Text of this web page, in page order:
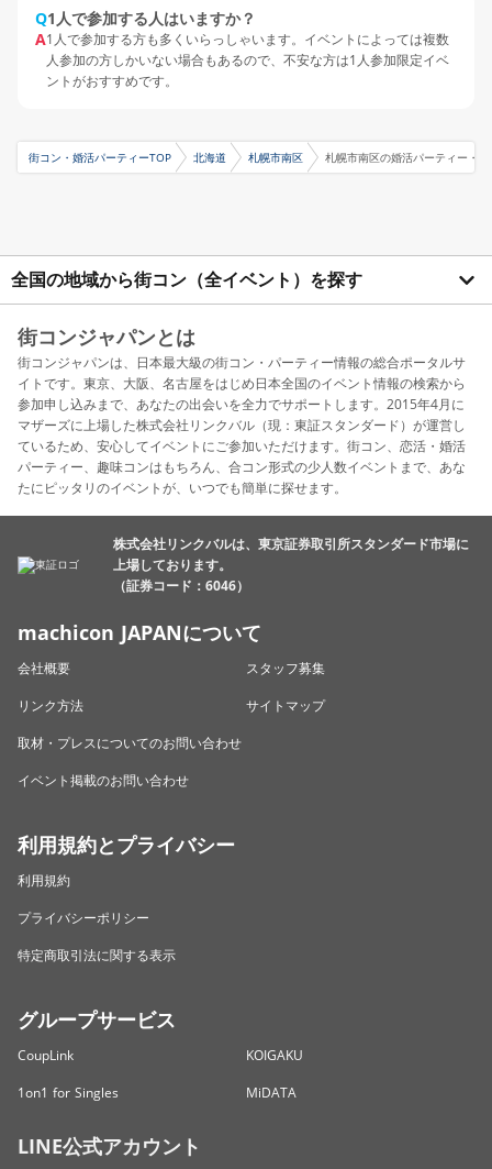
Q1人で参加する人はいますか？
A1人で参加する方も多くいらっしゃいます。イベントによっては複数
人参加の方しかいない場合もあるので、不安な方は1人参加限定イベ
ントがおすすめです。
街コン・婚活パーティーTOP 北海道 札幌市南区 札幌市南区の婚活パーティー・
全国の地域から街コン（全イベント）を探す
街コンジャパンとは
街コンジャパンは、日本最大級の街コン・パーティー情報の総合ポータルサ
イトです。東京、大阪、名古屋をはじめ日本全国のイベント情報の検索から
参加申し込みまで、あなたの出会いを全力でサポートします。2015年4月に
マザーズに上場した株式会社リンクバル（現：東証スタンダード）が運営し
ているため、安心してイベントにご参加いただけます。街コン、恋活・婚活
パーティー、趣味コンはもちろん、合コン形式の少人数イベントまで、あな
たにピッタリのイベントが、いつでも簡単に探せます。
株式会社リンクバルは、東京証券取引所スタンダード市場に
上場しております。
（証券コード：6046）
machicon JAPANについて
会社概要
スタッフ募集
リンク方法
サイトマップ
取材・プレスについてのお問い合わせ
イベント掲載のお問い合わせ
利用規約とプライバシー
利用規約
プライバシーポリシー
特定商取引法に関する表示
グループサービス
CoupLink
KOIGAKU
1on1 for Singles
MiDATA
LINE公式アカウント